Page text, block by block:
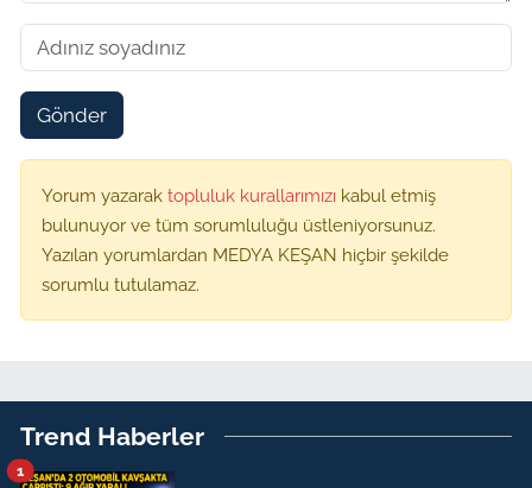
Gönder
Yorum yazarak topluluk kurallarımızı kabul etmiş
bulunuyor ve tüm sorumluluğu üstleniyorsunuz.
Yazılan yorumlardan MEDYA KEŞAN hiçbir şekilde
sorumlu tutulamaz.
Trend Haberler
1